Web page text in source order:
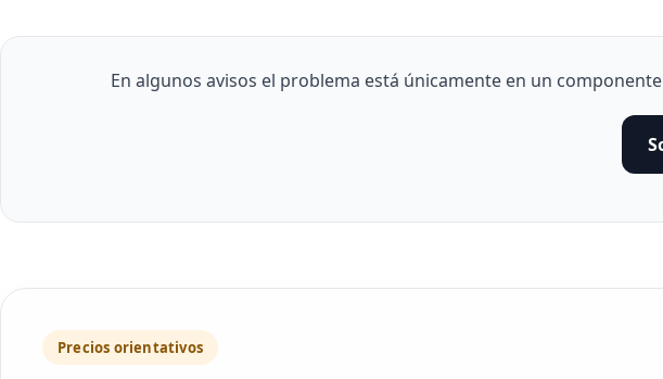
En algunos avisos el problema está únicamente en un
Precios orientativos